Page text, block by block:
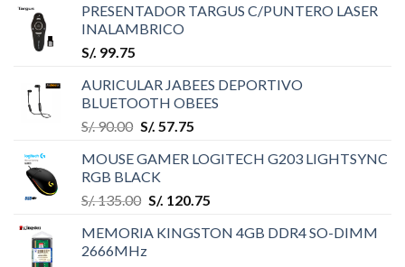
PRESENTADOR TARGUS C/PUNTERO LASER
INALAMBRICO
S/. 99.75
AURICULAR JABEES DEPORTIVO
BLUETOOTH OBEES
S/.90.00 S/. 57.75
MOUSE GAMER LOGITECH G203 LIGHTSYNC
RGB BLACK
S/.135.00 S/. 120.75
MEMORIA KINGSTON 4GB DDR4 SO-DIMM
2666MHz